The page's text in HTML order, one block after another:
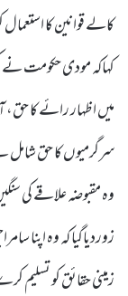
کالے قوانین کا
کہاکہ مودی حکومت نے
میں اظہار رائے کا
سرگرمیوں کا حق شامل
وہ مقبوضہ علاقے کی
زوردیاگیا کہ وہ اپنا
زمینی حقائق کو تسلیم